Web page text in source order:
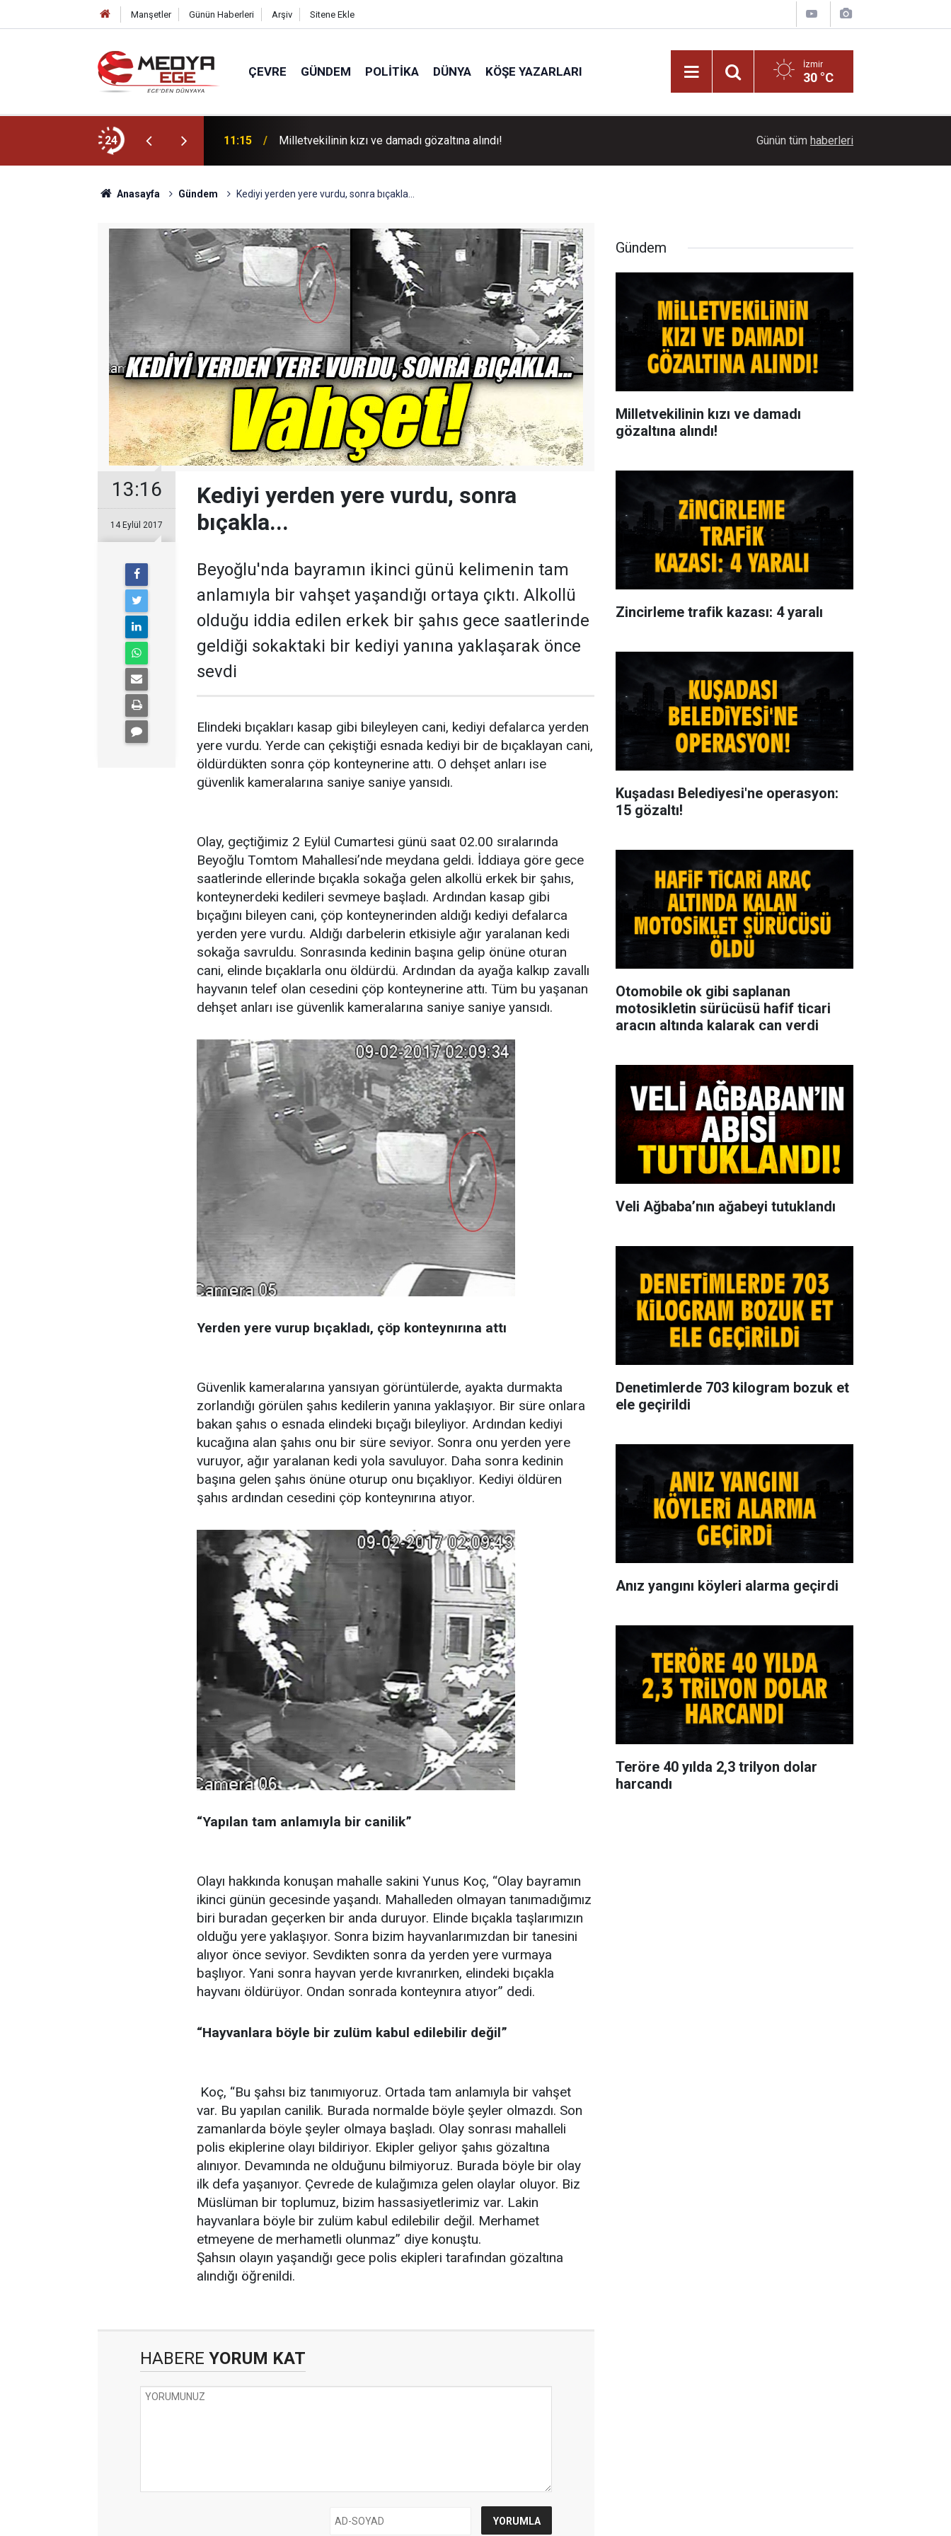
Manşetler Günün Haberleri Arşiv Sitene Ekle
ÇEVRE GÜNDEM POLITIKA DÜNYA KÖŞE YAZARLARI İzmir
30 °C
24 11:15 Milletvekilinin kızı ve damadı gözaltına alındı! Sokak Senin Olimpiyatları’nda final heyecanı
Günün tüm haberleri
Anasayfa Gündem Kediyi yerden yere vurdu, sonra bıçakla...
13:16
14 Eylül 2017
Kediyi yerden yere vurdu, sonra
bıçakla...
Beyoğlu'nda bayramın ikinci günü kelimenin tam
anlamıyla bir vahşet yaşandığı ortaya çıktı. Alkollü
olduğu iddia edilen erkek bir şahıs gece saatlerinde
geldiği sokaktaki bir kediyi yanına yaklaşarak önce
sevdi
Elindeki bıçakları kasap gibi bileyleyen cani, kediyi defalarca yerden
yere vurdu. Yerde can çekiştiği esnada kediyi bir de bıçaklayan cani,
öldürdükten sonra çöp konteynerine attı. O dehşet anları ise
güvenlik kameralarına saniye saniye yansıdı.
Olay, geçtiğimiz 2 Eylül Cumartesi günü saat 02.00 sıralarında
Beyoğlu Tomtom Mahallesi’nde meydana geldi. İddiaya göre gece
saatlerinde ellerinde bıçakla sokağa gelen alkollü erkek bir şahıs,
konteynerdeki kedileri sevmeye başladı. Ardından kasap gibi
bıçağını bileyen cani, çöp konteynerinden aldığı kediyi defalarca
yerden yere vurdu. Aldığı darbelerin etkisiyle ağır yaralanan kedi
sokağa savruldu. Sonrasında kedinin başına gelip önüne oturan
cani, elinde bıçaklarla onu öldürdü. Ardından da ayağa kalkıp zavallı
hayvanın telef olan cesedini çöp konteynerine attı. Tüm bu yaşanan
dehşet anları ise güvenlik kameralarına saniye saniye yansıdı.
Yerden yere vurup bıçakladı, çöp konteynırına attı
Güvenlik kameralarına yansıyan görüntülerde, ayakta durmakta
zorlandığı görülen şahıs kedilerin yanına yaklaşıyor. Bir süre onlara
bakan şahıs o esnada elindeki bıçağı bileyliyor. Ardından kediyi
kucağına alan şahıs onu bir süre seviyor. Sonra onu yerden yere
vuruyor, ağır yaralanan kedi yola savuluyor. Daha sonra kedinin
başına gelen şahıs önüne oturup onu bıçaklıyor. Kediyi öldüren
şahıs ardından cesedini çöp konteynırına atıyor.
“Yapılan tam anlamıyla bir canilik”
Olayı hakkında konuşan mahalle sakini Yunus Koç, “Olay bayramın
ikinci günün gecesinde yaşandı. Mahalleden olmayan tanımadığımız
biri buradan geçerken bir anda duruyor. Elinde bıçakla taşlarımızın
olduğu yere yaklaşıyor. Sonra bizim hayvanlarımızdan bir tanesini
alıyor önce seviyor. Sevdikten sonra da yerden yere vurmaya
başlıyor. Yani sonra hayvan yerde kıvranırken, elindeki bıçakla
hayvanı öldürüyor. Ondan sonrada konteynıra atıyor” dedi.
“Hayvanlara böyle bir zulüm kabul edilebilir değil”
Koç, “Bu şahsı biz tanımıyoruz. Ortada tam anlamıyla bir vahşet
var. Bu yapılan canilik. Burada normalde böyle şeyler olmazdı. Son
zamanlarda böyle şeyler olmaya başladı. Olay sonrası mahalleli
polis ekiplerine olayı bildiriyor. Ekipler geliyor şahıs gözaltına
alınıyor. Devamında ne olduğunu bilmiyoruz. Burada böyle bir olay
ilk defa yaşanıyor. Çevrede de kulağımıza gelen olaylar oluyor. Biz
Müslüman bir toplumuz, bizim hassasiyetlerimiz var. Lakin
hayvanlara böyle bir zulüm kabul edilebilir değil. Merhamet
etmeyene de merhametli olunmaz” diye konuştu.
Şahsın olayın yaşandığı gece polis ekipleri tarafından gözaltına
alındığı öğrenildi.
HABERE YORUM KAT
Gündem
Milletvekilinin kızı ve damadı
gözaltına alındı!
Zincirleme trafik kazası: 4 yaralı
Kuşadası Belediyesi'ne operasyon:
15 gözaltı!
Otomobile ok gibi saplanan
motosikletin sürücüsü hafif ticari
aracın altında kalarak can verdi
Veli Ağbaba’nın ağabeyi tutuklandı
Denetimlerde 703 kilogram bozuk et
ele geçirildi
Anız yangını köyleri alarma geçirdi
Teröre 40 yılda 2,3 trilyon dolar
harcandı